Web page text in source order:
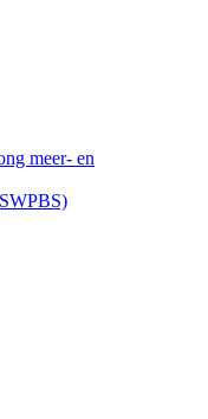
meer- en